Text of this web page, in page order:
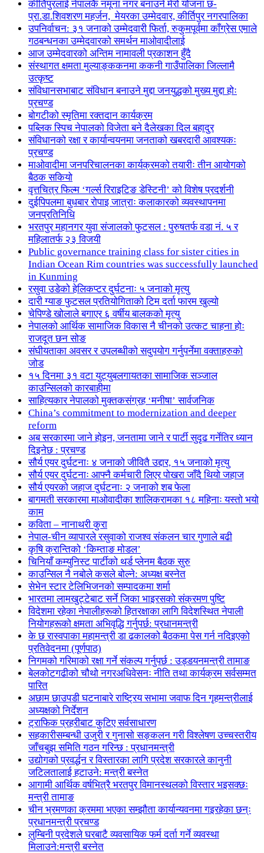
कीर्तिपुरलाई नेपालकै नमूना नगर बनाउने मेरो योजना छ-
प्रा.डा.शिवशरण महर्जन, मेयरका उम्मेदवार, कीर्तिपुर नगरपालिका
उपनिर्वाचन: ३१ जनाको उम्मेदवारी फिर्ता, रुकुमपूर्वमा काँग्रेस एमाले
गठबन्धनका उम्मेदवारको समर्थन माओवादीलाई
आज उम्मेदवारको अन्तिम नामावली प्रकाशन हुँदै
संस्थागत क्षमता मुल्याङ्ककनमा ककनी गाउँपालिका जिल्लामै
उत्कृष्ट
संविधानसभाबाट संविधान बनाउने मुद्दा जनयुद्धको मुख्य मुद्दा होः
प्रचण्ड
बोगटीको स्मृतिमा रक्तदान कार्यक्रम
पब्लिक स्पिच नेपालको विजेता बने दैलेखका दिल बहादुर
संविधानको रक्षा र कार्यान्वयनमा जनताको खबरदारी आवश्यकः
प्रचण्ड
माओवादीमा जनपरिचालनका कार्यक्रमको तयारीः तीन आयोगको
बैठक सकियो
वृत्तचित्र फिल्म ‘गर्ल्स रिराइटिङ डेस्टिनी’ को विशेष प्रदर्शनी
दुईपिपलमा बुधबार रोपाइ जात्राः कलाकारको व्यवस्थापनमा
जनप्रतिनिधि
भरतपुर महानगर युवा संजालको फुटसल : पुरुषतर्फ वडा नं. ५ र
महिलातर्फ २३ विजयी
Public governance training class for sister cities in
Indian Ocean Rim countries was successfully launched
in Kunming
रसुवा उडेको हेलिकप्टर दुर्घटनाः ५ जनाको मृत्यु
दारी ग्याङ फुटसल प्रतियोगिताको टिम दर्ता फारम खुल्यो
चेपिण्डे खोलाले बगाएर ६ वर्षीय बालकको मृत्यु
नेपालको आर्थिक सामाजिक विकास नै चीनको उत्कट चाहना होः
राजदूत छन सोङ
संघीयताका अवसर र उपलब्धीको सदुपयोग गर्नुपर्नेमा वक्ताहरुको
जोड
१५ दिनमा ३१ वटा युट्युबलगायतका सामाजिक सञ्जाल
काउन्सिलको कारबाहीमा
साहित्यकार नेपालको मुक्तकसंग्रह ‘मनीषा’ सार्वजनिक
China’s commitment to modernization and deeper
reform
अब सरकारमा जाने होइन, जनतामा जाने र पार्टी सुदृढ गर्नेतिर ध्यान
दिइनेछ : प्रचण्ड
सौर्य एयर दुर्घटनाः ४ जनाको जीवितै उद्दार, १५ जनाको मृत्यु
सौर्य एयर दुर्घटनाः आफ्नै कर्मचारी लिएर पोखरा जाँदै थियो जहाज
सौर्य एयरको जहाज दुर्घटनाः २ जनाको शब फेला
बागमती सरकारमा माओवादीका शालिकरामका १८ महिनाः यस्तो भयो
काम
कविता – नानाथरी कुरा
नेपाल-चीन व्यापारले रसुवाको राजश्व संकलन चार गुणाले बढी
कृषि क्रान्तिको ‘किम्ताङ मोडल’
चिनियाँ कम्युनिस्ट पार्टीको थर्ड प्लेनम बैठक सुरु
काउन्सिल नै नबोले कसले बोल्ने: अध्यक्ष बस्नेत
सेभेन स्टार टेलिभिजनको सम्पादकमा शर्मा
भारतमा लामखुट्टेबाट सर्ने जिका भाइरसको संक्रमण पुष्टि
विदेशमा रहेका नेपालीहरूको हितरक्षाका लागि विदेशस्थित नेपाली
नियोगहरूको क्षमता अभिवृद्धि गर्नुपर्छ: प्रधानमन्त्री
के छ रास्वपाका महामन्त्री डा ढकालको बैठकमा पेस गर्न नदिइएको
प्रतिवेदनमा (पूर्णपाठ)
निगमको गरिमाको रक्षा गर्ने संकल्प गर्नुपर्छ : उड्डयनमन्त्री तामाङ
बेलकोटगढीको चौथो नगरअधिवेसनः नीति तथा कार्यक्रम सर्वसम्मत
पारित
अछाम छाउपडी घटनाबारे राष्ट्रिय सभामा जवाफ दिन गृहमन्त्रीलाई
अध्यक्षको निर्देशन
ट्राफिक प्रहरीबाट कुटिए सर्वसाधारण
सहकारीसम्बन्धी उजुरी र गुनासो सङ्कलन गरी विश्लेषण उच्चस्तरीय
जाँचबुझ समिति गठन गरिन्छ : प्रधानमन्त्री
उद्योगको प्रवर्द्धन र विस्तारका लागि प्रदेश सरकारले कानुनी
जटिलतालाई हटाउने: मन्त्री बस्नेत
आगामी आर्थिक वर्षभित्रै भरतपुर विमानस्थलको विस्तार भइसक्छः
मन्त्री तामाङ
चीन भ्रमणका क्रममा भएका सम्झौता कार्यान्यवनमा गइरहेका छन्ः
प्रधानमन्त्री प्रचण्ड
लुम्बिनी प्रदेशले घरबाटै व्यवसायिक फर्म दर्ता गर्ने व्यवस्था
मिलाउने:मन्त्री बस्नेत